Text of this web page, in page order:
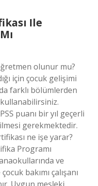
Ile
olunur mu?
için çocuk gelişimi
farklı bölümlerden
kullanabilirsiniz.
puanı bir yıl geçerli
gerekmektedir.
ne işe yarar?
Programı
anaokullarında ve
bakımı çalışanı